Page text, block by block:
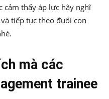
cảm thấy áp lực hãy nghĩ
tiếp tục theo đuổi con
mà các
trainee